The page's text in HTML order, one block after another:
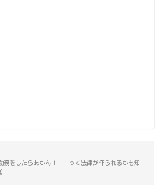
務をしたらあかん！！！って法律が作られるかも知